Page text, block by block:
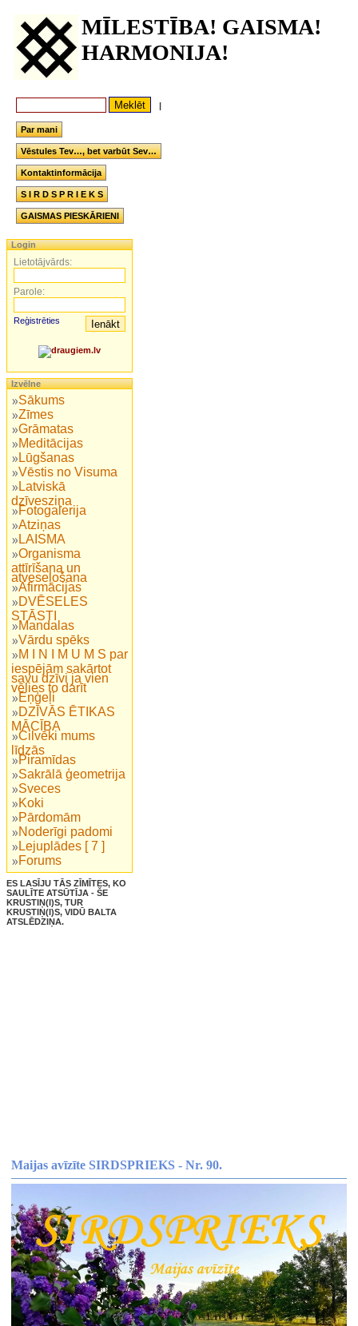
MĪLESTĪBA! GAISMA!
HARMONIJA!
|
Par mani
Vēstules Tev…, bet varbūt Sev…
Kontaktinformācija
S I R D S P R I E K S
GAISMAS PIESKĀRIENI
Login
Lietotājvārds:
Parole:
Reģistrēties
Izvēlne
Sākums
Zīmes
Grāmatas
Meditācijas
Lūgšanas
Vēstis no Visuma
Latviskā
dzīvesziņa
Fotogalerija
Atziņas
LAISMA
Organisma
attīrīšana un
atveseļošana
Afirmācijas
DVĒSELES
STĀSTI
Mandalas
Vārdu spēks
M I N I M U M S par
iespējām sakārtot
savu dzīvi ja vien
vēlies to darīt
Eņģeļi
DZĪVĀS ĒTIKAS
MĀCĪBA
Cilvēki mums
līdzās
Piramīdas
Sakrālā ģeometrija
Sveces
Koki
Pārdomām
Noderīgi padomi
Lejuplādes [ 7 ]
Forums
ES LASĪJU TĀS ZĪMĪTES, KO
SAULĪTE ATSŪTĪJA - ŠE
KRUSTIŅ(I)S, TUR
KRUSTIŅ(I)S, VIDŪ BALTA
ATSLĒDZIŅA.
Maijas avīzīte SIRDSPRIEKS - Nr. 90.